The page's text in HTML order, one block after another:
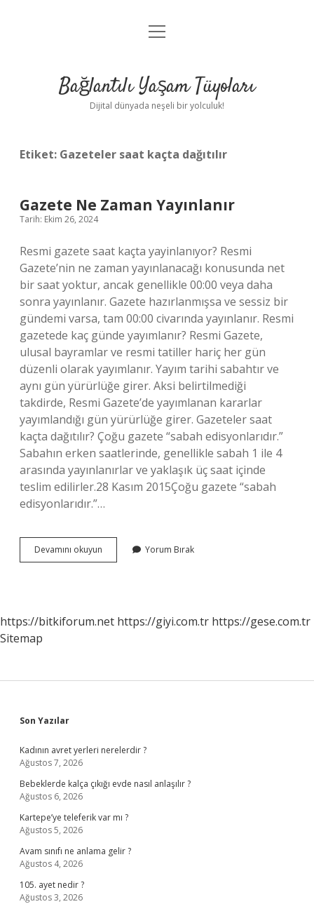
Anasayfa
Yasal Uyarı
menüyü
Bağlantılı Yaşam Tüyoları
Dijital dünyada neşeli bir yolculuk!
Etiket: Gazeteler saat kaçta dağıtılır
Gazete Ne Zaman Yayınlanır
Tarih: Ekim 26, 2024
Resmi gazete saat kaçta yayinlanıyor? Resmi
Gazete’nin ne zaman yayınlanacağı konusunda net
bir saat yoktur, ancak genellikle 00:00 veya daha
sonra yayınlanır. Gazete hazırlanmışsa ve sessiz bir
gündemi varsa, tam 00:00 civarında yayınlanır. Resmi
gazetede kaç günde yayımlanır? Resmi Gazete,
ulusal bayramlar ve resmi tatiller hariç her gün
düzenli olarak yayımlanır. Yayım tarihi sabahtır ve
aynı gün yürürlüğe girer. Aksi belirtilmediği
takdirde, Resmi Gazete’de yayımlanan kararlar
yayımlandığı gün yürürlüğe girer. Gazeteler saat
kaçta dağıtılır? Çoğu gazete “sabah edisyonlarıdır.”
Sabahın erken saatlerinde, genellikle sabah 1 ile 4
arasında yayınlanırlar ve yaklaşık üç saat içinde
teslim edilirler.28 Kasım 2015Çoğu gazete “sabah
edisyonlarıdır.”…
Devamını okuyun
Ne
Yorum Bırak
https://bitkiforum.net https://giyi.com.tr https://gese.com.tr
Sitemap
Sidebar
Son Yazılar
Kadının avret yerleri nerelerdir ?
Ağustos 7, 2026
Bebeklerde kalça çıkığı evde nasıl anlaşılır ?
Ağustos 6, 2026
Kartepe’ye teleferik var mı ?
Ağustos 5, 2026
Avam sınıfı ne anlama gelir ?
Ağustos 4, 2026
105. ayet nedir ?
Ağustos 3, 2026